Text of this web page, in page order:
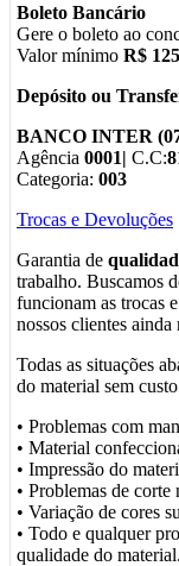
Boleto Bancário
Gere o boleto ao
Valor mínimo R$
Depósito ou
BANCO INTER
Agência 0001| C.C:
Categoria: 003
Trocas e Devoluções
Garantia de
trabalho. Buscamos
funcionam as trocas
nossos clientes ainda
Todas as situações
do material sem
• Problemas com
• Material
• Impressão do
• Problemas de corte
• Variação de cores
• Todo e qualquer
qualidade do material.